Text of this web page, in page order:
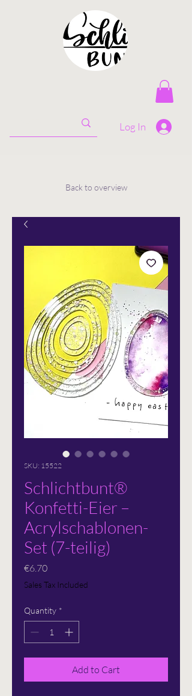
Log In
Back to overview
SKU: 15522
Schlichtbunt®
Konfetti-Eier –
Acrylschablonen-
Set (7-teilig)
€6.70Price
Sales Tax Included
Quantity *
Add to Cart